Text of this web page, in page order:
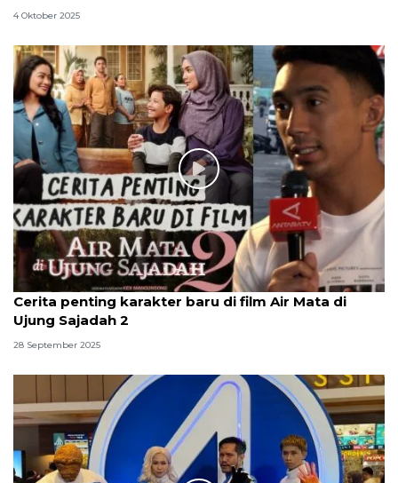
4 Oktober 2025
Cerita penting karakter baru di film Air Mata di
Ujung Sajadah 2
28 September 2025